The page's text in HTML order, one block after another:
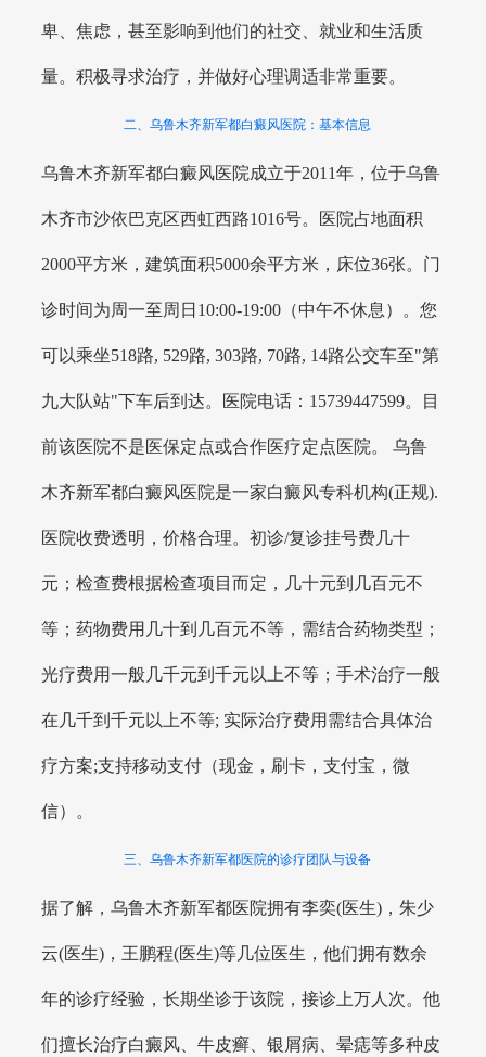
卑、焦虑，甚至影响到他们的社交、就业和生活质
量。积极寻求治疗，并做好心理调适非常重要。
二、乌鲁木齐新军都白癜风医院：基本信息
乌鲁木齐新军都白癜风医院成立于2011年，位于乌鲁
木齐市沙依巴克区西虹西路1016号。医院占地面积
2000平方米，建筑面积5000余平方米，床位36张。门
诊时间为周一至周日10:00-19:00（中午不休息）。您
可以乘坐518路, 529路, 303路, 70路, 14路公交车至"第
九大队站"下车后到达。医院电话：15739447599。目
前该医院不是医保定点或合作医疗定点医院。 乌鲁
木齐新军都白癜风医院是一家白癜风专科机构(正规).
医院收费透明，价格合理。初诊/复诊挂号费几十
元；检查费根据检查项目而定，几十元到几百元不
等；药物费用几十到几百元不等，需结合药物类型；
光疗费用一般几千元到千元以上不等；手术治疗一般
在几千到千元以上不等; 实际治疗费用需结合具体治
疗方案;支持移动支付（现金，刷卡，支付宝，微
信）。
三、乌鲁木齐新军都医院的诊疗团队与设备
据了解，乌鲁木齐新军都医院拥有李奕(医生)，朱少
云(医生)，王鹏程(医生)等几位医生，他们拥有数余
年的诊疗经验，长期坐诊于该院，接诊上万人次。他
们擅长治疗白癜风、牛皮癣、银屑病、晕痣等多种皮